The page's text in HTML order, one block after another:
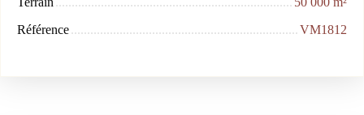
Référence
VM1812